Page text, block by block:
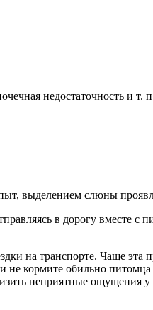
недостаточность и т.
выделением слюны
в дорогу вместе с
на транспорте. Чаще эта
не кормите обильно
неприятные ощущения у